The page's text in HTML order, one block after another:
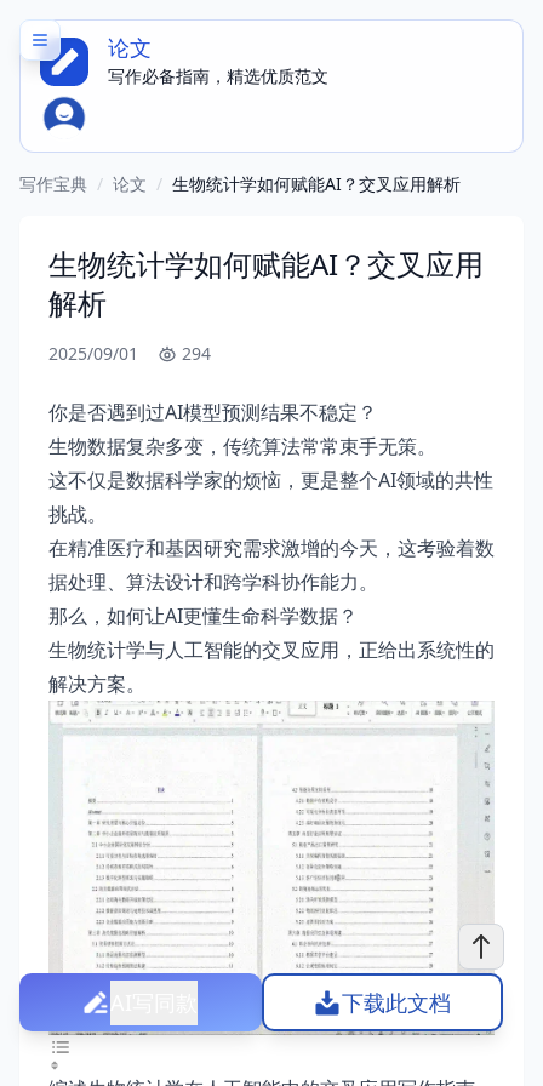
论文
写作必备指南，精选优质范文
写作宝典 / 论文 / 生物统计学如何赋能AI？交叉应用解析
生物统计学如何赋能AI？交叉应用
解析
2025/09/01 294
你是否遇到过AI模型预测结果不稳定？
生物数据复杂多变，传统算法常常束手无策。
这不仅是数据科学家的烦恼，更是整个AI领域的共性
挑战。
在精准医疗和基因研究需求激增的今天，这考验着数
据处理、算法设计和跨学科协作能力。
那么，如何让AI更懂生命科学数据？
生物统计学与人工智能的交叉应用，正给出系统性的
解决方案。
下载此文档